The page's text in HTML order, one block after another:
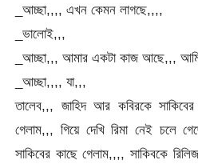
_আচ্ছা,,,, এখন কেমন লাগছে,,,,
_ভালোই,,,
_আচ্ছা,,, আমার একটা কাজ আছে,,,
_আচ্ছা,,,, যা,,,
তালেব,,, জাহিদ আর কবিরকে
গেলাম,,, গিয়ে দেখি রিমা নেই
সাকিবের কাছে গেলাম,,,, সাকিবকে